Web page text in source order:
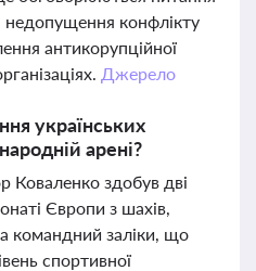
недопущення конфлікту
антикорупційної
Джерело
українських
арені?
Коваленко здобув дві
Європи з шахів,
командний заліки, що
спортивної